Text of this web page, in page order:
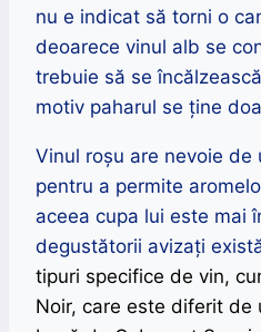
nu e indicat să torni o
deoarece vinul alb se
trebuie să se
motiv paharul se ține
Vinul roșu are nevoie de
pentru a permite
aceea cupa lui este mai
degustătorii avizați
tipuri specifice de vin,
Noir, care este diferit de